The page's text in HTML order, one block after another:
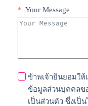
S
t
s
1
Your Message
ข้าพเจ้ายินยอมให้
ข้อมูลส่วนบุคคลข
เป็นส่วนตัว ซึ่งเป็